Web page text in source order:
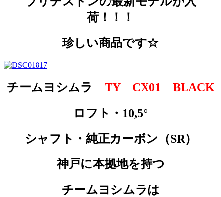
荷！！！
珍しい商品です☆
チームヨシムラ TY CX01 BLACK
ロフト・10,5°
シャフト・純正カーボン（SR）
神戸に本拠地を持つ
チームヨシムラは